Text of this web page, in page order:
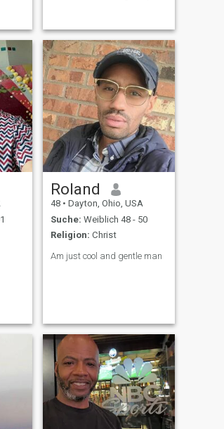
always been this way, life is
to serious most of
Roland
48 • Dayton, Ohio, USA
Suche: Weiblich 48 - 50
Religion: Christ
Am just cool and gentle man